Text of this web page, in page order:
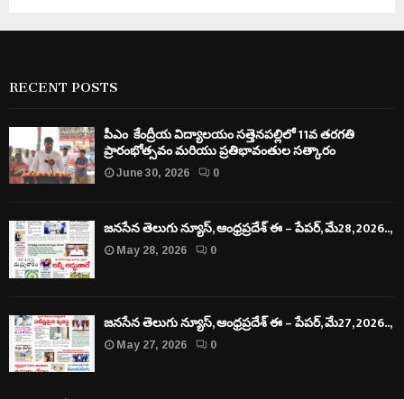
RECENT POSTS
పీఎం కేంద్రీయ విద్యాలయం సత్తెనపల్లిలో 11వ తరగతి
ప్రారంభోత్సవం మరియు ప్రతిభావంతుల సత్కారం
June 30, 2026
0
జనసేన తెలుగు న్యూస్, ఆంధ్రప్రదేశ్ ఈ – పేపర్, మే28, 2026..,
May 28, 2026
0
జనసేన తెలుగు న్యూస్, ఆంధ్రప్రదేశ్ ఈ – పేపర్, మే27, 2026..,
May 27, 2026
0